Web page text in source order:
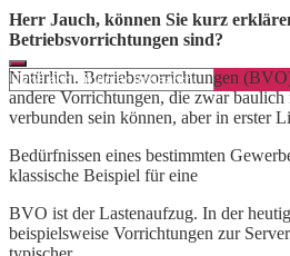
Herr Jauch, können Sie kurz
Betriebsvorrichtungen sind?
Natürlich. Betriebsvorrichtungen
andere Vorrichtungen, die zwar baulich
verbunden sein können, aber in erster
Bedürfnissen eines bestimmten
klassische Beispiel für eine
BVO ist der Lastenaufzug. In der
beispielsweise Vorrichtungen zur